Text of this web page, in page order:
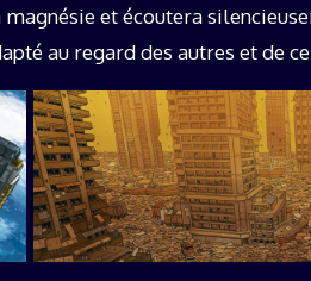
et écoutera
au regard des autres et de